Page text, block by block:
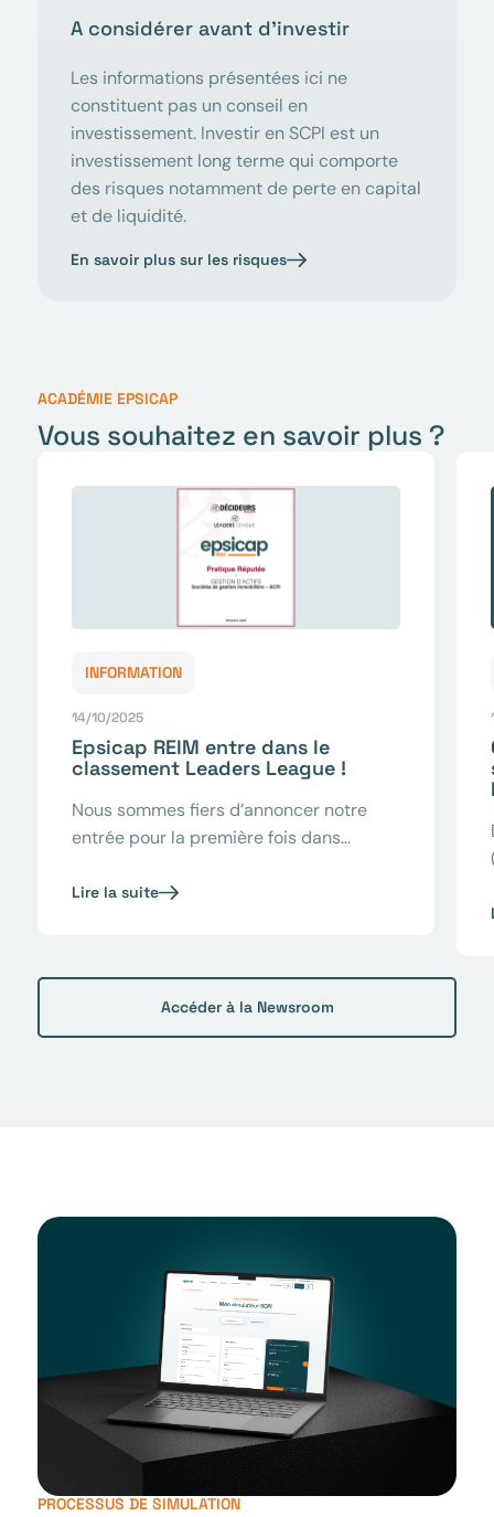
A considérer avant d’investir
Les informations présentées ici ne
constituent pas un conseil en
investissement. Investir en SCPI est un
investissement long terme qui comporte
des risques notamment de perte en capital
et de liquidité.
En savoir plus sur les risques
ACADÉMIE EPSICAP
Vous souhaitez en savoir plus ?
INFORMATION
14/10/2025
Epsicap REIM entre dans le
classement Leaders League !
Nous sommes fiers d’annoncer notre
entrée pour la première fois dans…
Lire la suite
Accéder à la Newsroom
PROCESSUS DE SIMULATION